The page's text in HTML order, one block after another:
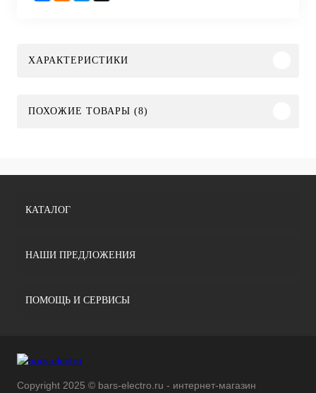
ХАРАКТЕРИСТИКИ
ПОХОЖИЕ ТОВАРЫ (8)
КАТАЛОГ
НАШИ ПРЕДЛОЖЕНИЯ
ПОМОЩЬ И СЕРВИСЫ
Copyright 2025 © bars-electro.ru - интернет-магазин